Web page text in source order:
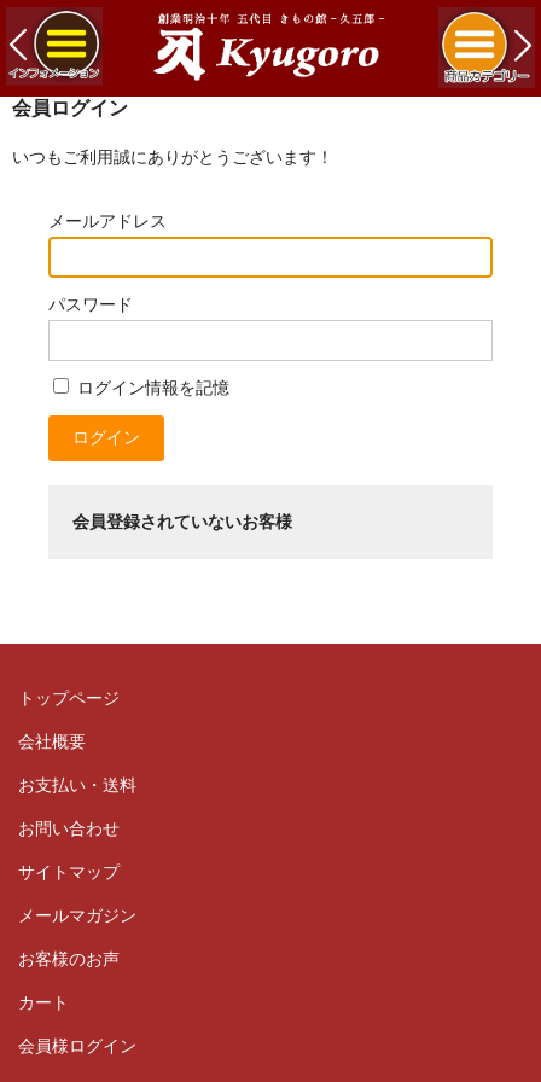
会員ログイン
いつもご利用誠にありがとうございます！
メールアドレス
パスワード
ログイン情報を記憶
会員登録されていないお客様
トップページ
会社概要
お支払い・送料
お問い合わせ
サイトマップ
メールマガジン
お客様のお声
カート
会員様ログイン